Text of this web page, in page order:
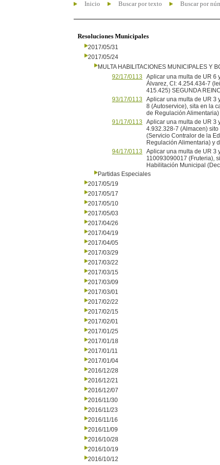
Inicio Buscar por texto Buscar por
Resoluciones Municipales
2017/05/31
2017/05/24
MULTA HABILITACIONES MUNICIPALES Y
92/17/0113
Aplicar una multa de UR 6
Álvarez, CI: 4.254.434-7
415.425) SEGUNDA
93/17/0113
Aplicar una multa de UR 3
8 (Autoservice), sita en la
de Regulación
91/17/0113
Aplicar una multa de UR 3
4.932.328-7 (Almacen)
(Servicio Contralor de la
Regulación Alimentaria) y
94/17/0113
Aplicar una multa de UR 3
110093090017 (Fruteria),
Habilitación Municipal
Partidas Especiales
2017/05/19
2017/05/17
2017/05/10
2017/05/03
2017/04/26
2017/04/19
2017/04/05
2017/03/29
2017/03/22
2017/03/15
2017/03/09
2017/03/01
2017/02/22
2017/02/15
2017/02/01
2017/01/25
2017/01/18
2017/01/11
2017/01/04
2016/12/28
2016/12/21
2016/12/07
2016/11/30
2016/11/23
2016/11/16
2016/11/09
2016/10/28
2016/10/19
2016/10/12